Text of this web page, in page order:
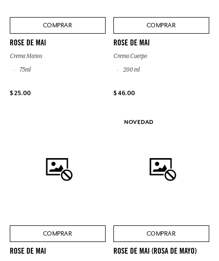
COMPRAR
ROSE DE MAI
Crema Manos
75ml
$ 25.00
COMPRAR
ROSE DE MAI
Crema Cuerpo
200 ml
$ 46.00
COMPRAR
ROSE DE MAI
NOVEDAD
COMPRAR
ROSE DE MAI (ROSA DE MAYO)